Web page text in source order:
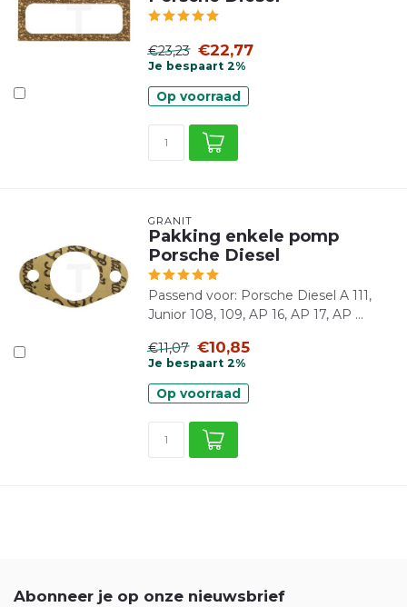
€23,23 €22,77
Je bespaart 2%
Op voorraad
GRANIT
Pakking enkele pomp
Porsche Diesel
Passend voor: Porsche Diesel A 111,
Junior 108, 109, AP 16, AP 17, AP ...
€11,07 €10,85
Je bespaart 2%
Op voorraad
Abonneer je op onze nieuwsbrief